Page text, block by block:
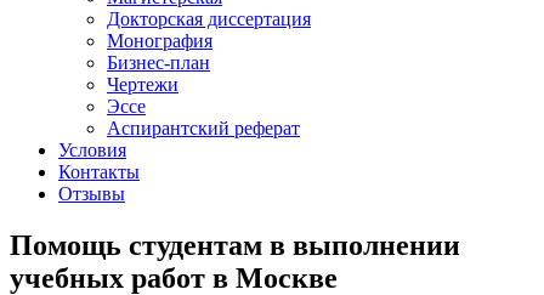
Докторская диссертация
Монография
Бизнес-план
Чертежи
Эссе
Аспирантский реферат
Условия
Контакты
Отзывы
Помощь студентам в выполнении
учебных работ в Москве